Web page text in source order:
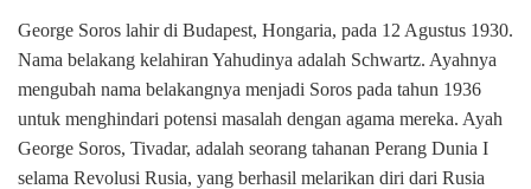
George Soros lahir di Budapest, Hongaria, pada 12 Agustus 1930.
Nama belakang kelahiran Yahudinya adalah Schwartz. Ayahnya
mengubah nama belakangnya menjadi Soros pada tahun 1936
untuk menghindari potensi masalah dengan agama mereka. Ayah
George Soros, Tivadar, adalah seorang tahanan Perang Dunia I
selama Revolusi Rusia, yang berhasil melarikan diri dari Rusia